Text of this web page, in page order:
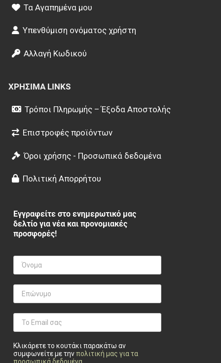
Τα Αγαπημένα μου
Υπενθύμιση ονόματος χρήστη
Αλλαγή Κωδικού
ΧΡΉΣΙΜΑ LINKS
Τρόποι Πληρωμής – Έξοδα Αποστολής
Επιστροφές προϊόντων
Όροι χρήσης - Προσωπικά δεδομένα
Πολιτική Απορρήτου
Εγγραφείτε στο ενημερωτικό μας
δελτίο για νέα και προνομιακές
προσφορές!
Κλικάρετε το κουτάκι παρακάτω αν
συμφωνείτε με τηνπολιτική μας για τα